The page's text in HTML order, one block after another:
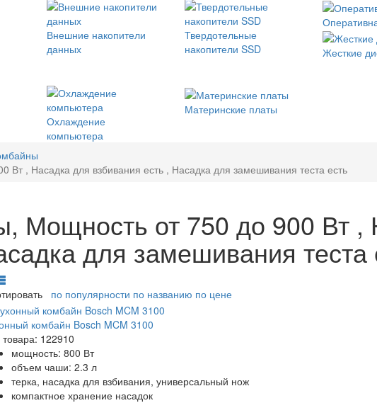
Внешние накопители
данных
Твердотельные
накопители SSD
Жесткие
Охлаждение
компьютера
Материнские платы
, Насадка для взбивания есть , Насадка для замешивания теста есть
Мощность от 750 до 900 Вт ,
для замешивания теста
по популярности по названию по цене
комбайн Bosch MCM 3100
товара: 122910
мощность: 800 Вт
объем чаши: 2.3 л
терка, насадка для взбивания, универсальный нож
компактное хранение насадок